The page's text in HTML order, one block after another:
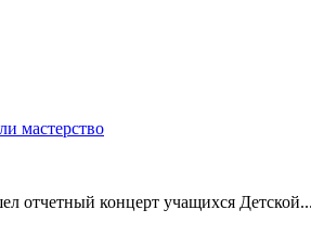
мастерство
отчетный концерт учащихся Детской...